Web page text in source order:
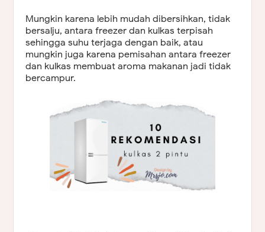
Mungkin karena lebih mudah dibersihkan, tidak
bersalju, antara freezer dan kulkas terpisah
sehingga suhu terjaga dengan baik, atau
mungkin juga karena pemisahan antara freezer
dan kulkas membuat aroma makanan jadi tidak
bercampur.